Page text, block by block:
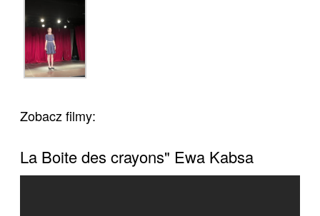
Zobacz filmy:
La Boite des crayons" Ewa Kabsa